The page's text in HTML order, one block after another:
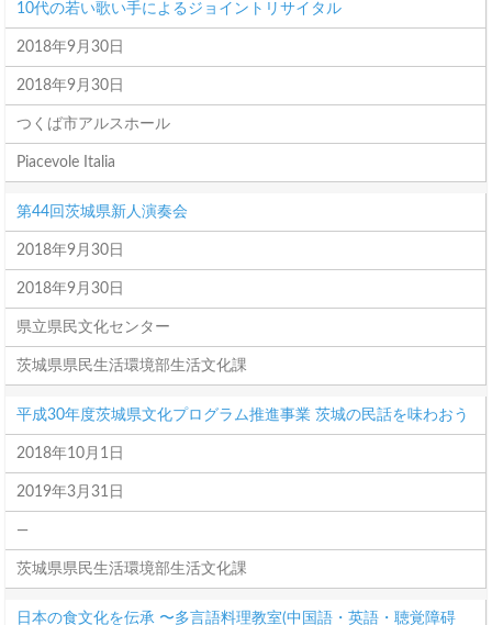
10代の若い歌い手によるジョイントリサイタル
2018年9月30日
2018年9月30日
つくば市アルスホール
Piacevole Italia
第44回茨城県新人演奏会
2018年9月30日
2018年9月30日
県立県民文化センター
茨城県県民生活環境部生活文化課
平成30年度茨城県文化プログラム推進事業 茨城の民話を味わおう
2018年10月1日
2019年3月31日
―
茨城県県民生活環境部生活文化課
日本の食文化を伝承 〜多言語料理教室(中国語・英語・聴覚障碍